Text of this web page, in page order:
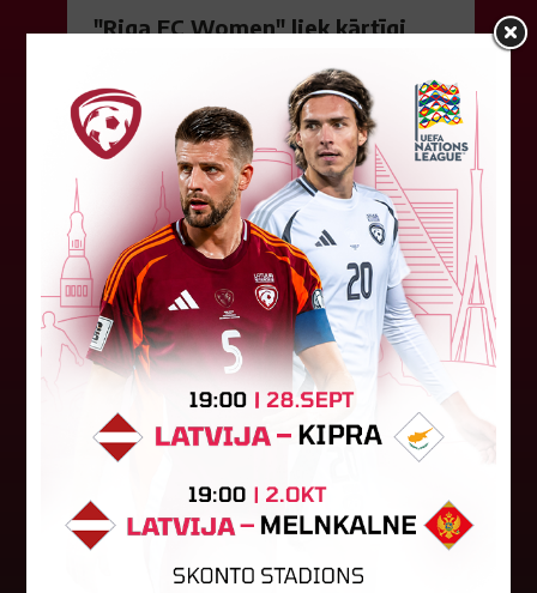
"Riga FC Women" liek kārtīgi
Latvijas čempions sieviešu futbolā "Riga FC
Women" trešdien aizvadīja UEFA Čempionu līgas
kvalifikācijas otrās kārtas pusfināla spēli Dānijā
pret "HB Køge". Cīņā pret...
05. augusts 2026.
FK "Auda" pie eirokausu galda
turpina baudīt desertus